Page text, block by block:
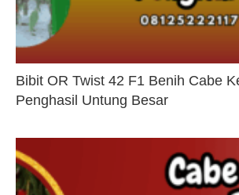
Bibit OR Twist 42 F1 Benih Cabe
Penghasil Untung Besar